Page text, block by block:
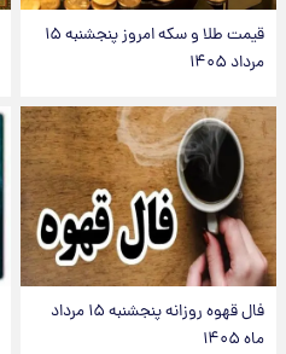
قیمت طلا و سکه امروز پنجشنبه ۱۵
مرداد ۱۴۰۵
فال قهوه روزانه پنجشنبه ۱۵ مرداد
ماه ۱۴۰۵